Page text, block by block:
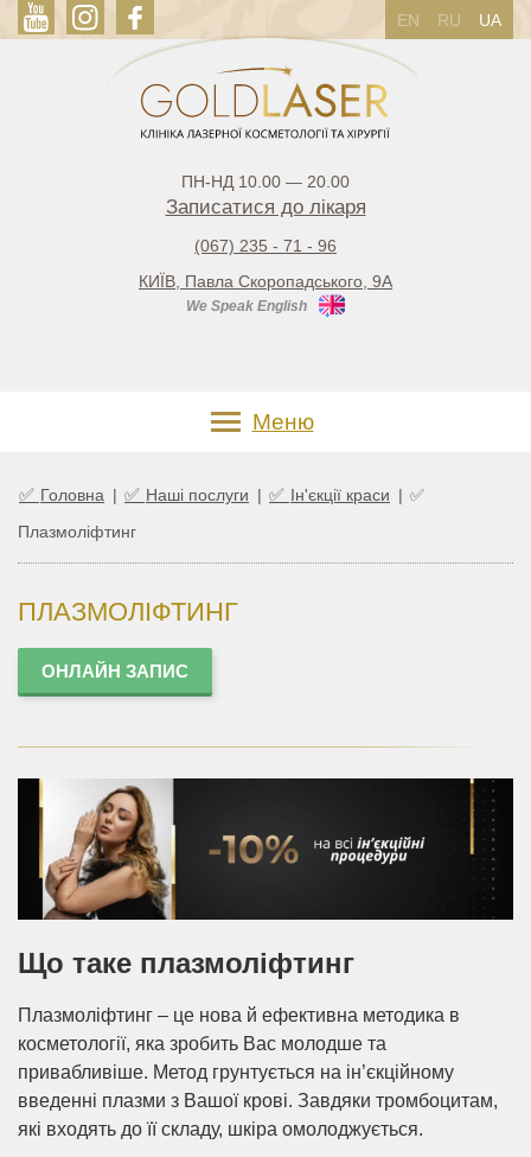
EN RU UA
ПН-НД 10.00 — 20.00
Записатися до лікаря
(067) 235 - 71 - 96
КИЇВ, Павла Скоропадського, 9А
We Speak English
Меню
✅ Головна | ✅ Наші послуги | ✅ Ін'єкції краси | ✅
Плазмоліфтинг
ПЛАЗМОЛІФТИНГ
ОНЛАЙН ЗАПИС
Що таке плазмоліфтинг
Плазмоліфтинг – це нова й ефективна методика в
косметології, яка зробить Вас молодше та
привабливіше. Метод грунтується на ін’єкційному
введенні плазми з Вашої крові. Завдяки тромбоцитам,
які входять до її складу, шкіра омолоджується.